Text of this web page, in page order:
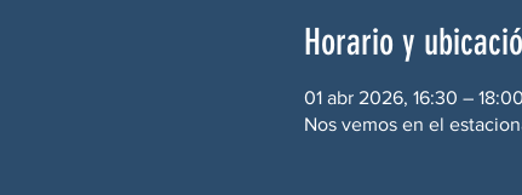
Horario y
01 abr 2026, 16:30 – 18:00
Nos vemos en el